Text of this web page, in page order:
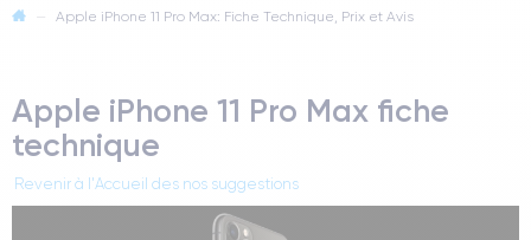
— Apple iPhone 11 Pro Max: Fiche Technique, Prix et Avis
Apple iPhone 11 Pro Max fiche
technique
Revenir à l'Accueil des nos suggestions